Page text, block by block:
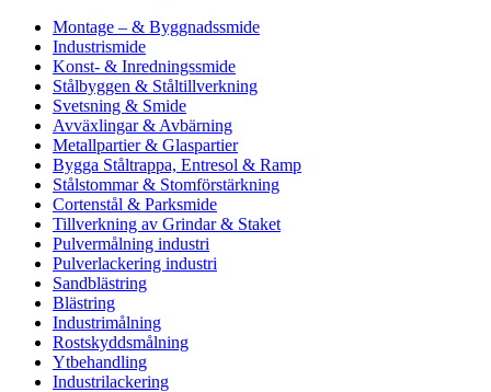
Montage – & Byggnadssmide
Industrismide
Konst- & Inredningssmide
Stålbyggen & Ståltillverkning
Svetsning & Smide
Avväxlingar & Avbärning
Metallpartier & Glaspartier
Bygga Ståltrappa, Entresol & Ramp
Stålstommar & Stomförstärkning
Cortenstål & Parksmide
Tillverkning av Grindar & Staket
Pulvermålning industri
Pulverlackering industri
Sandblästring
Blästring
Industrimålning
Rostskyddsmålning
Ytbehandling
Industrilackering